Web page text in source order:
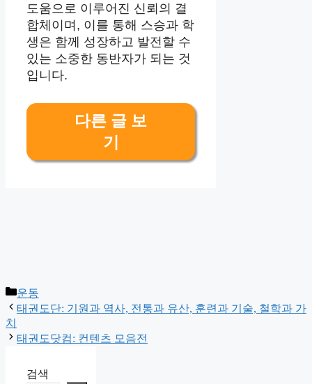
도움으로 이루어진 신뢰의 결
합체이며, 이를 통해 스승과 학
생은 함께 성장하고 발전할 수
있는 소중한 동반자가 되는 것
입니다.
다른 글 보
기
Categories
운동
태권도단: 기원과 역사, 전통과 유산, 훈련과 기술, 철학과 가
치
태권도닷컴: 컨텐츠 모음전
검색